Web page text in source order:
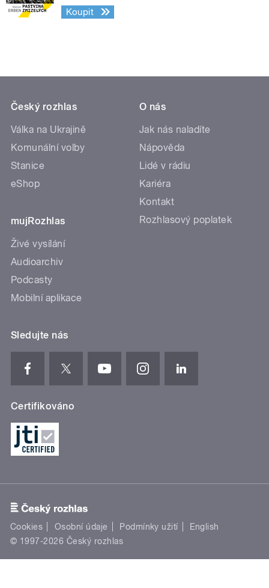
Koupit
Český rozhlas
Válka na Ukrajině
Komunální volby
Stanice
eShop
mujRozhlas
Živé vysílání
Audioarchiv
Podcasty
Mobilní aplikace
O nás
Jak nás naladíte
Nápověda
Lidé v rádiu
Kariéra
Kontakt
Rozhlasový poplatek
Sledujte nás
Certifikováno
Cookies Osobní údaje Podmínky užití
English
© 1997-2026 Český rozhlas